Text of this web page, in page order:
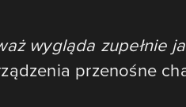
wygląda zupełnie
przenośne